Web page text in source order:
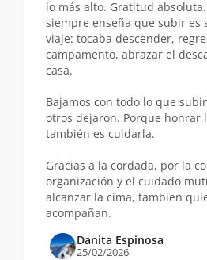
lo más alto. Gratitud
siempre enseña que subir es
viaje: tocaba descender,
campamento, abrazar el
casa.
Bajamos con todo lo que
otros dejaron. Porque honrar
también es cuidarla.
Gracias a la cordada, por la
organización y el cuidado
alcanzar la cima, tambien
acompañan.
Danita Espinosa
25/02/2026